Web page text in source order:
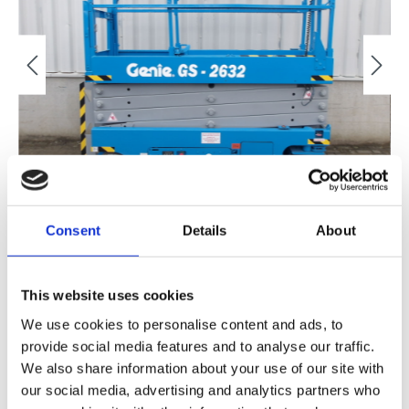
Consent Details About
This website uses cookies
We use cookies to personalise content and ads, to
provide social media features and to analyse our traffic.
We also share information about your use of our site with
our social media, advertising and analytics partners who
Verkocht
FINANCIAL LEASE V.A. €/MND